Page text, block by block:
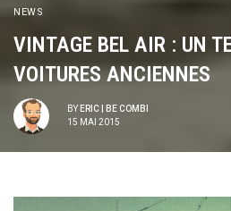
NEWS
VINTAGE BEL AIR : UN
VOITURES ANCIENNES
BY ERIC | BE COMBI
15 MAI 2015